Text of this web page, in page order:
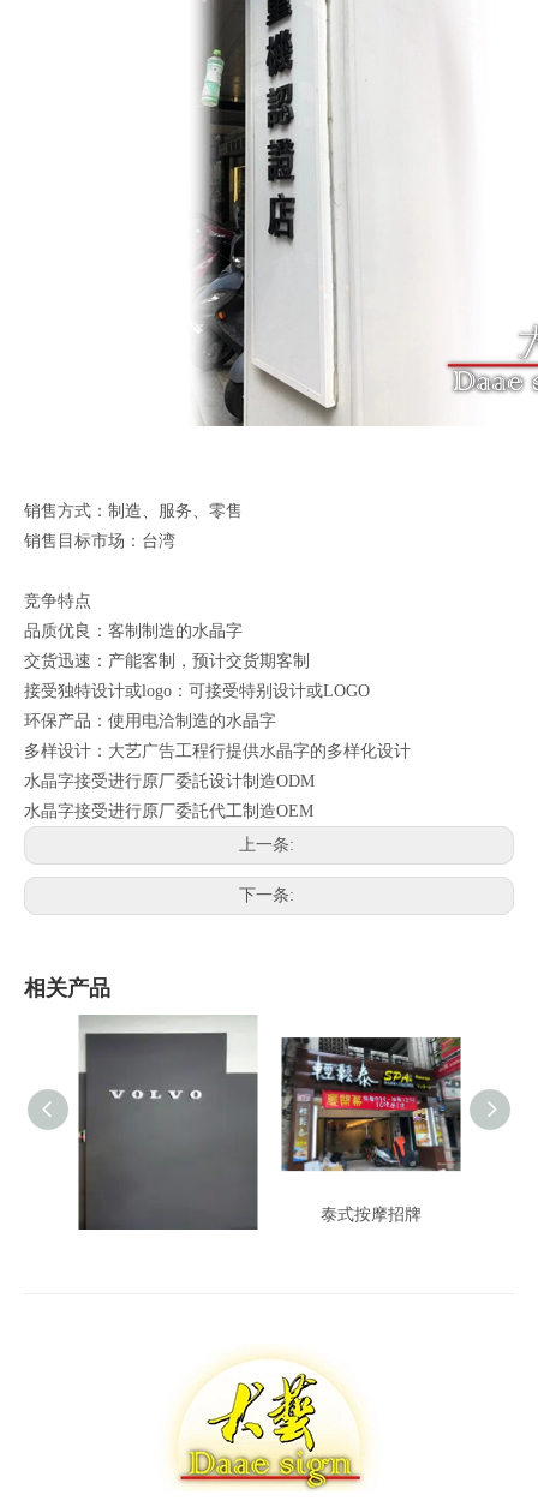
销售方式：制造、服务、零售
销售目标市场：台湾
竞争特点
品质优良：客制制造的水晶字
交货迅速：产能客制，预计交货期客制
接受独特设计或logo：可接受特别设计或LOGO
环保产品：使用电洽制造的水晶字
多样设计：大艺广告工程行提供水晶字的多样化设计
水晶字接受进行原厂委託设计制造ODM
水晶字接受进行原厂委託代工制造OEM
上一条:
下一条:
相关产品
泰式按摩招牌